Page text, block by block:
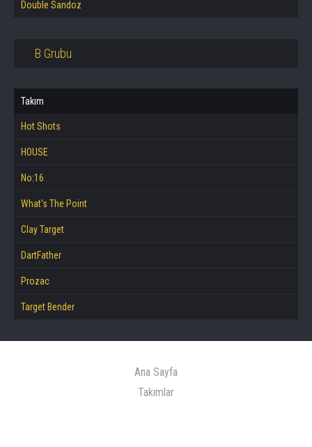
Double Sandoz
B Grubu
Takım
Hot Shots
HOUSE
No:16
What's The Point
Clay Target
DartFather
Prozac
Target Bender
Ana Sayfa
Takımlar